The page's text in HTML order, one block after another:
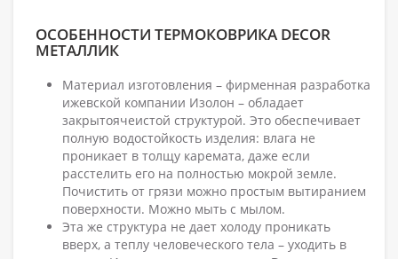
ОСОБЕННОСТИ ТЕРМОКОВРИКА DECOR
МЕТАЛЛИК
Материал изготовления – фирменная разработка
ижевской компании Изолон – обладает
закрытоячеистой структурой. Это обеспечивает
полную водостойкость изделия: влага не
проникает в толщу каремата, даже если
расстелить его на полностью мокрой земле.
Почистить от грязи можно простым вытиранием
поверхности. Можно мыть с мылом.
Эта же структура не дает холоду проникать
вверх, а теплу человеческого тела – уходить в